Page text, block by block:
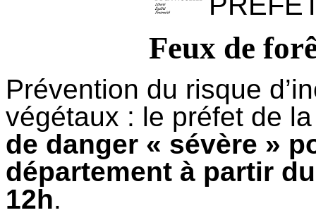
Feux de
Prévention du risque
végétaux : le préfet de
de danger « sévère »
département à partir
12h.